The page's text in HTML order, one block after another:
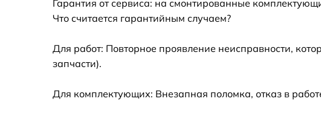
Замена сенсора Midea MG685TGB
Гарантия от сервиса: на смонтированные
Что считается гарантийным случаем?
Для работ: Повторное проявление неисправности,
запчасти).
Для комплектующих: Внезапная поломка, отказ в